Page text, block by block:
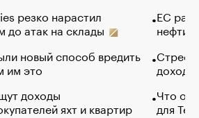
резко нарастил
до атак на склады
новый способ вредить
им это
доходы
яхт и квартир
ЕС
нефти
Что
для